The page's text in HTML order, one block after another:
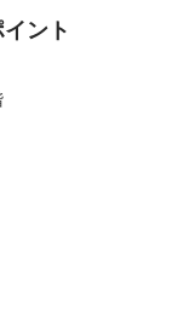
福利厚生｜リユース
ント